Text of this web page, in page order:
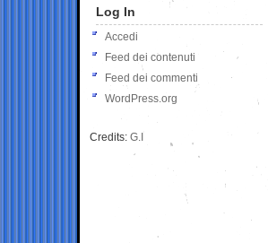
Log In
Accedi
Feed dei contenuti
Feed dei commenti
WordPress.org
Credits: G.I